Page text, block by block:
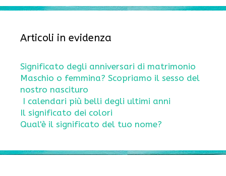
Articoli in evidenza
Significato degli anniversari di matrimonio
Maschio o femmina? Scopriamo il sesso del
nostro nascituro
I calendari più belli degli ultimi anni
Il significato dei colori
Qual'è il significato del tuo nome?